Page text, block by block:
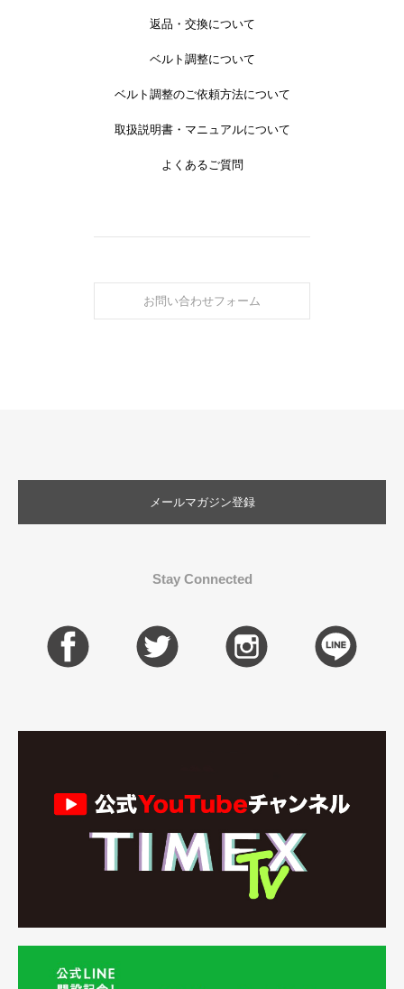
返品・交換について
ベルト調整について
ベルト調整のご依頼方法について
取扱説明書・マニュアルについて
よくあるご質問
お問い合わせフォーム
メールマガジン登録
Stay Connected